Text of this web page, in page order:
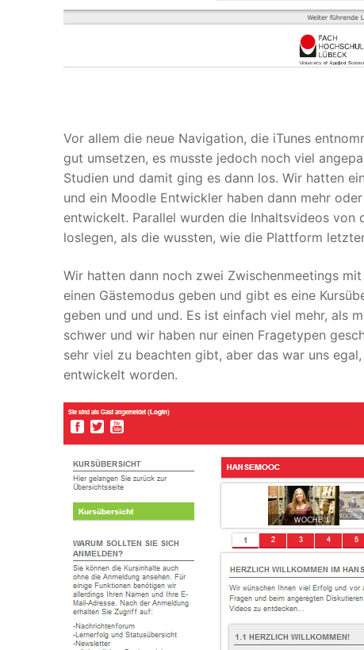
Vor allem die neue Navigation, die iTunes
gut umsetzen, es musste jedoch noch viel
Studien und damit ging es dann los. Wir hatten
und ein Moodle Entwickler haben dann mehr
entwickelt. Parallel wurden die Inhaltsvideos
loslegen, als die wussten, wie die Plattform
Wir hatten dann noch zwei Zwischenmeetings
einen Gästemodus geben und gibt es eine
geben und und und. Es ist einfach viel mehr, als
schwer und wir haben nur einen Fragetypen
sehr viel zu beachten gibt, aber das war uns
entwickelt worden.